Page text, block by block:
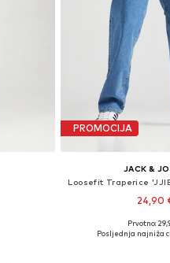
PROMOCIJA
JACK &
Loosefit Traperice
24,90
Dostupno u
Prvotno:
Posljednja najniža